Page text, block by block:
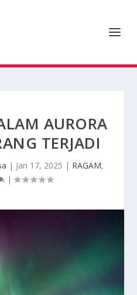
AURORA
TERJADI
| Jan 17, 2025 | RAGAM,
|